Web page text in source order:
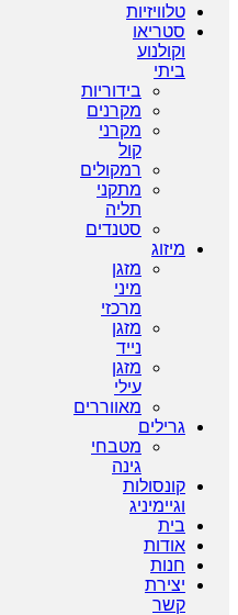
טלוויזיות
סטריאו
וקולנוע
ביתי
בידוריות
מקרנים
מקרני
קול
רמקולים
מתקני
תליה
סטנדים
מיזוג
מזגן
מיני
מרכזי
מזגן
נייד
מזגן
עילי
מאווררים
גרילים
מטבחי
גינה
קונסולות
וגיימיניג
בית
אודות
חנות
יצירת
קשר